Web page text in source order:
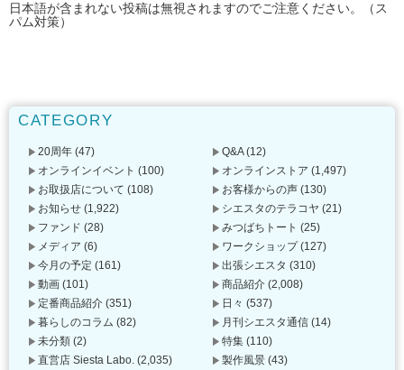
日本語が含まれない投稿は無視されますのでご注意ください。（ス
パム対策）
CATEGORY
20周年 (47) Q&A(12)
オンラインイベント (100) オンラインストア (1,497)
お取扱店について (108) お客様からの声 (130)
お知らせ (1,922) シエスタのテラコヤ (21)
ファンド (28) みつばちトート (25)
メディア (6) ワークショップ(127)
今月の予定 (161) 出張シエスタ (310)
動画 (101) 商品紹介 (2,008)
定番商品紹介 (351) 日々 (537)
暮らしのコラム (82) 月刊シエスタ通信 (14)
未分類 (2) 特集 (110)
直営店 Siesta Labo. (2,035) 製作風景 (43)